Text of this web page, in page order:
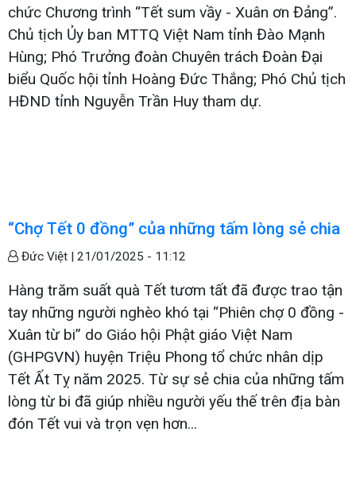
chức Chương trình “Tết sum vầy - Xuân ơn Đảng”.
Chủ tịch Ủy ban MTTQ Việt Nam tỉnh Đào Mạnh
Hùng; Phó Trưởng đoàn Chuyên trách Đoàn Đại
biểu Quốc hội tỉnh Hoàng Đức Thắng; Phó Chủ tịch
HĐND tỉnh Nguyễn Trần Huy tham dự.
“Chợ Tết 0 đồng” của những tấm lòng sẻ chia
Đức Việt | 21/01/2025 - 11:12
Hàng trăm suất quà Tết tươm tất đã được trao tận
tay những người nghèo khó tại “Phiên chợ 0 đồng -
Xuân từ bi” do Giáo hội Phật giáo Việt Nam
(GHPGVN) huyện Triệu Phong tổ chức nhân dịp
Tết Ất Tỵ năm 2025. Từ sự sẻ chia của những tấm
lòng từ bi đã giúp nhiều người yếu thế trên địa bàn
đón Tết vui và trọn vẹn hơn...